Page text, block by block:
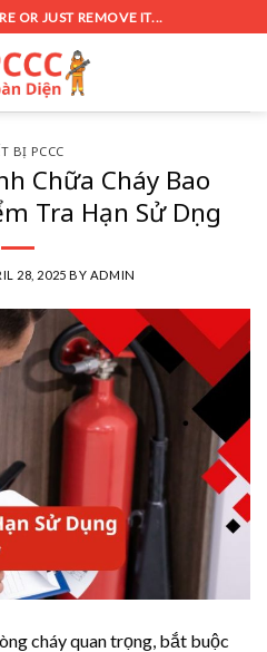
OR JUST REMOVE IT...
BỊ PCCC
Chữa Cháy Bao
Tra Hạn Sử Dụng
28, 2025 BY ADMIN
cháy quan trọng, bắt buộc